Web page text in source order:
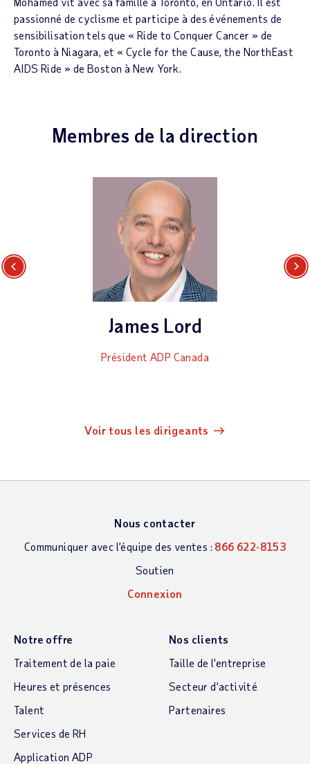
passionné de cyclisme et participe à des événements de
sensibilisation tels que « Ride to Conquer Cancer » de
Toronto à Niagara, et « Cycle for the Cause, the NorthEast
AIDS Ride » de Boston à New York.
Membres de la direction
James Lord
Président ADP Canada
Voir tous les dirigeants
Nous contacter
Communiquer avec l’équipe des ventes : 866 622-8153
Soutien
Connexion
Notre offre
Traitement de la paie
Heures et présences
Talent
Services de RH
Application ADP
Nos clients
Taille de l’entreprise
Secteur d’activité
Partenaires